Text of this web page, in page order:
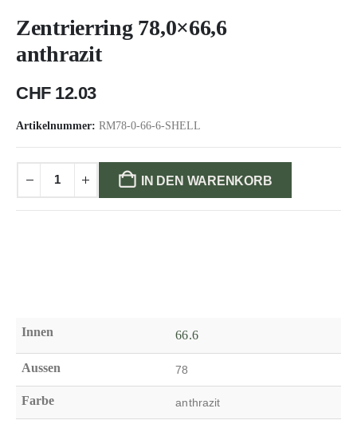
Zentrierring 78,0×66,6
anthrazit
CHF12.03
Artikelnummer: RM78-0-66-6-SHELL
IN DEN WARENKORB
Innen 66.6
Aussen 78
Farbe anthrazit